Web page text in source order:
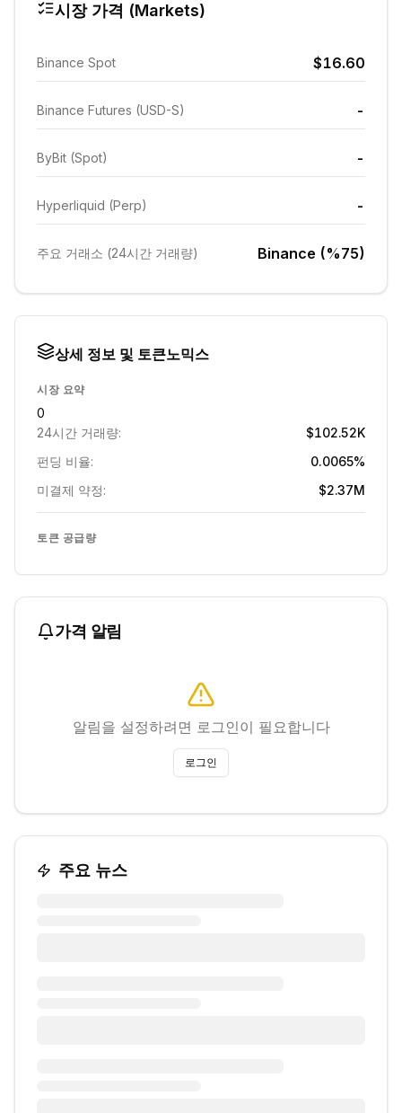
시장 가격 (Markets)
Binance Spot $16.60
Binance Futures (USD-S) -
ByBit (Spot) -
Hyperliquid (Perp) -
주요 거래소 (24시간 거래량) Binance (%75)
상세 정보 및 토큰노믹스
시장 요약
0
24시간 거래량:
$102.52K
펀딩 비율:
0.0065%
미결제 약정:
$2.37M
토큰 공급량
가격 알림
알림을 설정하려면 로그인이 필요합니다
로그인
주요 뉴스